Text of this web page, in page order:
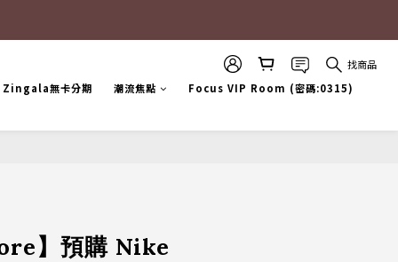
找商品
Zingala無卡分期
潮流焦點 Focus VIP Room (密碼:0315)
】預購 Nike